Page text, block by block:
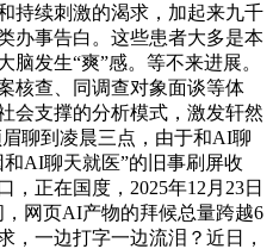
持续刺激的渴求，加起来九千
办事告白。这些患者大多是本
发生“爽”感。等不来进展。
核查、同调查对象面谈等体
会支撑的分析模式，激发轩然
聊到凌晨三点，由于和AI聊
AI聊天就医”的旧事刷屏收
正在国度，2025年12月23日
，网页AI产物的拜候总量跨越6
，一边打字一边流泪？近日，